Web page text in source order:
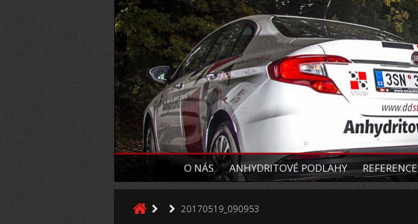
O NÁS ANHYDRITOVÉ PODLAHY REFERENCE
20170519_090953